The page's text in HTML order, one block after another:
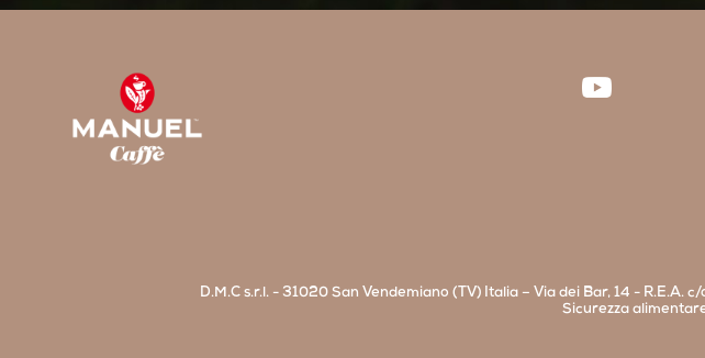
D.M.C s.r.l. - 31020 San Vendemiano (TV) Italia – Via dei Bar, 14 -
Sicurezza